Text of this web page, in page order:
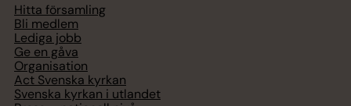
Hitta församling
Bli medlem
Lediga jobb
Ge en gåva
Organisation
Act Svenska kyrkan
Svenska kyrkan i utlandet